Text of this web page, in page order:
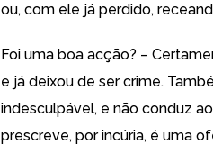
ou, com ele já perdido,
Foi uma boa acção? –
e já deixou de ser crime.
indesculpável, e não conduz
prescreve, por incúria, é uma